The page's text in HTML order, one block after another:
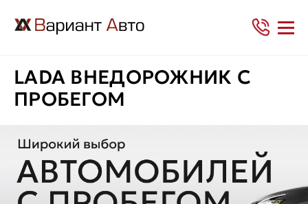
LADA ВНЕДОРОЖНИК С
ПРОБЕГОМ